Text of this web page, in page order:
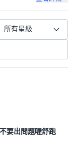
所有星級
要出問題喔舒跑